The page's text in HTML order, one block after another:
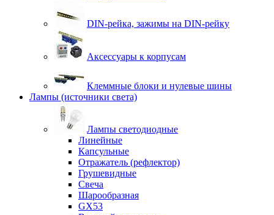
DIN-рейка, зажимы на DIN-рейку
Аксессуары к корпусам
Клеммные блоки и нулевые шины
Лампы (источники света)
Лампы светодиодные
Линейные
Капсульные
Отражатель (рефлектор)
Грушевидные
Свеча
Шарообразная
GX53